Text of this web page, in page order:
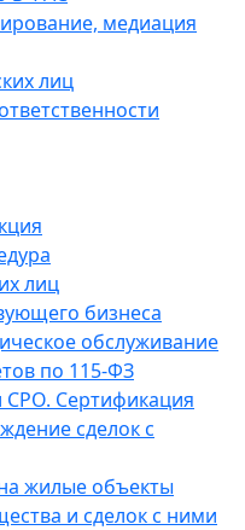
медиация
лиц
лиц
бизнеса
обслуживание
по 115-ФЗ
СРО. Сертификация
сделок с
жилые объекты
и сделок с ними